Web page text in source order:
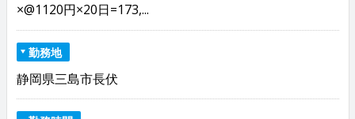
×@1120円×20日=173,...
勤務地
静岡県三島市長伏